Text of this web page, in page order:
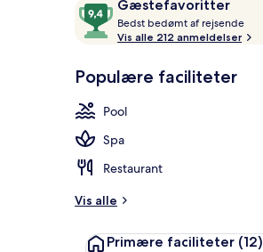
AnmeldelserGæstefavoritter
9,4
ud
af
Gæstefavoritter
Bedst bedømt af rejsende
e
a
f
Vis alle 212 anmeldelser
Populære faciliteter
Pool
Spa
Restaurant
Vis alle
Primære faciliteter (12)